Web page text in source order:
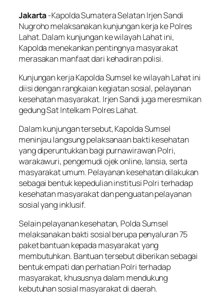
Jakarta-Kapolda Sumatera Selatan Irjen Sandi
Nugroho melaksanakan kunjungan kerja ke Polres
Lahat. Dalam kunjungan ke wilayah Lahat ini,
Kapolda menekankan pentingnya masyarakat
merasakan manfaat dari kehadiran polisi.
Kunjungan kerja Kapolda Sumsel ke wilayah Lahat ini
diisi dengan rangkaian kegiatan sosial, pelayanan
kesehatan masyarakat. Irjen Sandi juga meresmikan
gedung Sat Intelkam Polres Lahat.
Dalam kunjungan tersebut, Kapolda Sumsel
meninjau langsung pelaksanaan bakti kesehatan
yang diperuntukkan bagi purnawirawan Polri,
warakawuri, pengemudi ojekonline, lansia, serta
masyarakat umum. Pelayanan kesehatan dilakukan
sebagai bentuk kepedulian institusi Polri terhadap
kesehatan masyarakat dan penguatan pelayanan
sosial yang inklusif.
Selain pelayanan kesehatan, Polda Sumsel
melaksanakan bakti sosial berupa penyaluran 75
paket bantuan kepada masyarakat yang
membutuhkan. Bantuan tersebut diberikan sebagai
bentuk empati dan perhatian Polri terhadap
masyarakat, khususnya dalam mendukung
kebutuhan sosial masyarakat di daerah.